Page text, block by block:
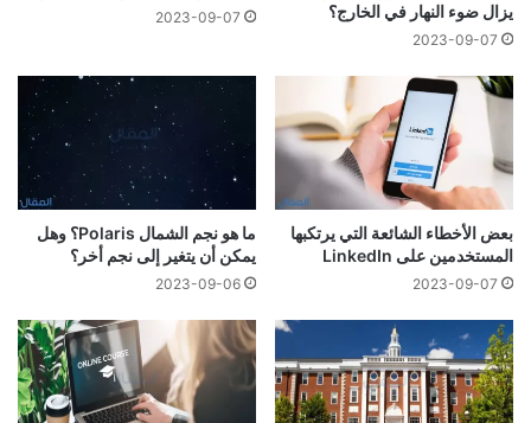
يزال ضوء النهار في الخارج؟
2023-09-07
2023-09-07
بعض الأخطاء الشائعة التي يرتكبها
المستخدمين على LinkedIn
2023-09-07
ما هو نجم الشمال Polaris؟ وهل
يمكن أن يتغير إلى نجم أخر؟
2023-09-06